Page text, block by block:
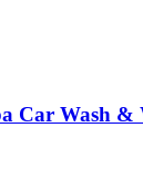
Car Wash &